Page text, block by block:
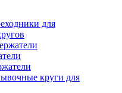
для
круги для